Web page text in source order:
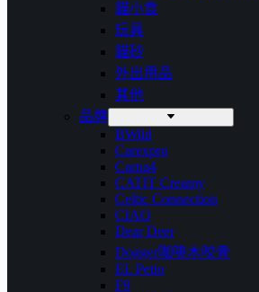
貓小食
玩具
貓砂
外出用品
其他
品牌
BWild
Carexpro
Carna4
CATIT Creamy
Celtic Connection
CIAO
Dear Deer
Dogger咖啡木咬骨
EL Petio
F9